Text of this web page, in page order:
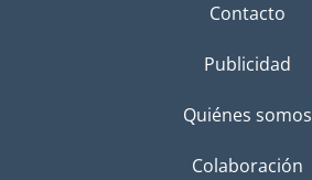
Contacto
Publicidad
Quiénes somos
Colaboración